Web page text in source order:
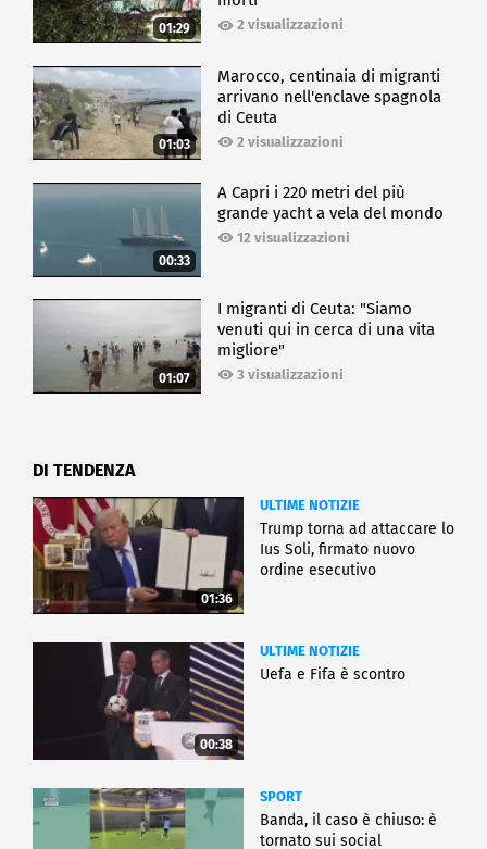
01:29 2 visualizzazioni
01:03
Marocco, centinaia di migranti
arrivano nell'enclave spagnola
di Ceuta
2 visualizzazioni
00:33
A Capri i 220 metri del più
grande yacht a vela del mondo
12 visualizzazioni
01:07
I migranti di Ceuta: "Siamo
venuti qui in cerca di una vita
migliore"
3 visualizzazioni
DI TENDENZA
01:36
ULTIME NOTIZIE
Trump torna ad attaccare lo
Ius Soli, firmato nuovo
ordine esecutivo
00:38
ULTIME NOTIZIE
Uefa e Fifa è scontro
SPORT
Banda, il caso è chiuso: è
tornato sui social